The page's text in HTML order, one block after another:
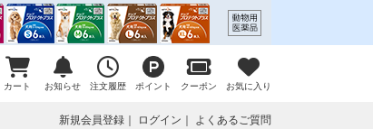
カート お知らせ 注文履歴 ポイント クーポン お気に入り
新規会員登録 ログイン よくあるご質問